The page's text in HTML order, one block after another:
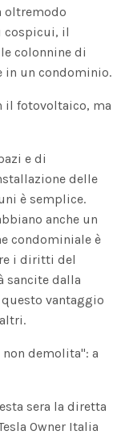
oltremodo
cospicui, il
colonnine di
in un condominio.
e di
delle
è semplice.
anche un
condominiale è
i diritti del
sancite dalla
vantaggio
sera la diretta
Owner Italia